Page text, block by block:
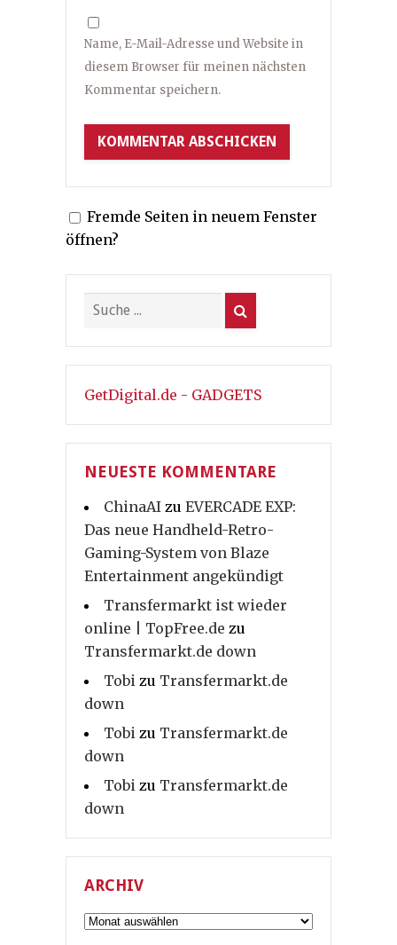
Name, E-Mail-Adresse und Website in
diesem Browser für meinen nächsten
Kommentar speichern.
Fremde Seiten in neuem Fenster
öffnen?
GetDigital.de - GADGETS
NEUESTE KOMMENTARE
ChinaAI zu EVERCADE EXP:
Das neue Handheld-Retro-
Gaming-System von Blaze
Entertainment angekündigt
Transfermarkt ist wieder
online | TopFree.de zu
Transfermarkt.de down
Tobi zu Transfermarkt.de
down
Tobi zu Transfermarkt.de
down
Tobi zu Transfermarkt.de
down
ARCHIV
Archiv